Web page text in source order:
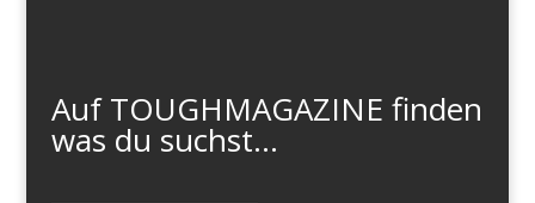
Auf TOUGHMAGAZINE finden
was du suchst...